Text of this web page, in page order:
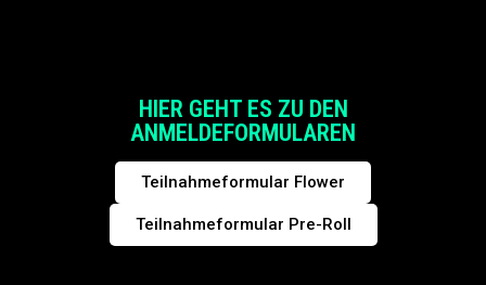
HIER GEHT ES ZU DEN
ANMELDEFORMULAREN
Teilnahmeformular Flower
Teilnahmeformular Pre-Roll